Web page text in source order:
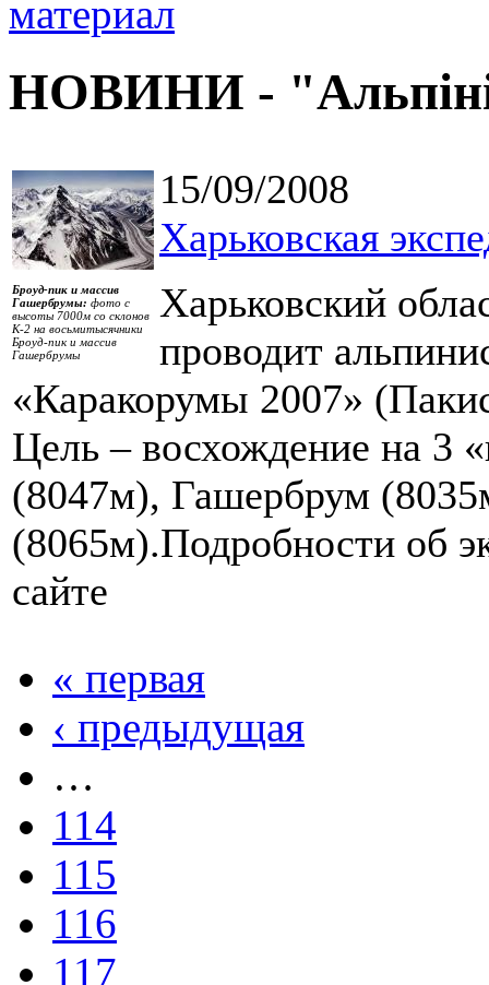
НОВИНИ -
Броуд-пик и массив
Гашербрумы: фото с
высоты 7000м со склонов
К-2 на восьмитысячники
Броуд-пик и массив
Гашербрумы
15/09/2008
Харьковская
Харьковский
проводит
«Каракорумы 2007»
Цель – восхождение на 3
(8047м), Гашербрум
(8065м).Подробности об
сайте
« первая
‹ предыдущая
…
114
115
116
117